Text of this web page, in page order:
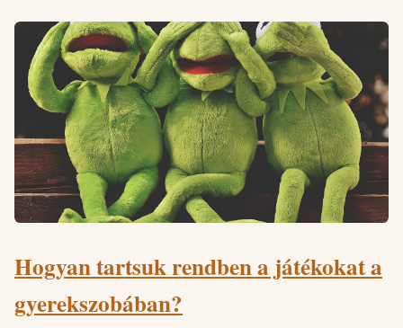
Hogyan tartsuk rendben a játékokat a
gyerekszobában?